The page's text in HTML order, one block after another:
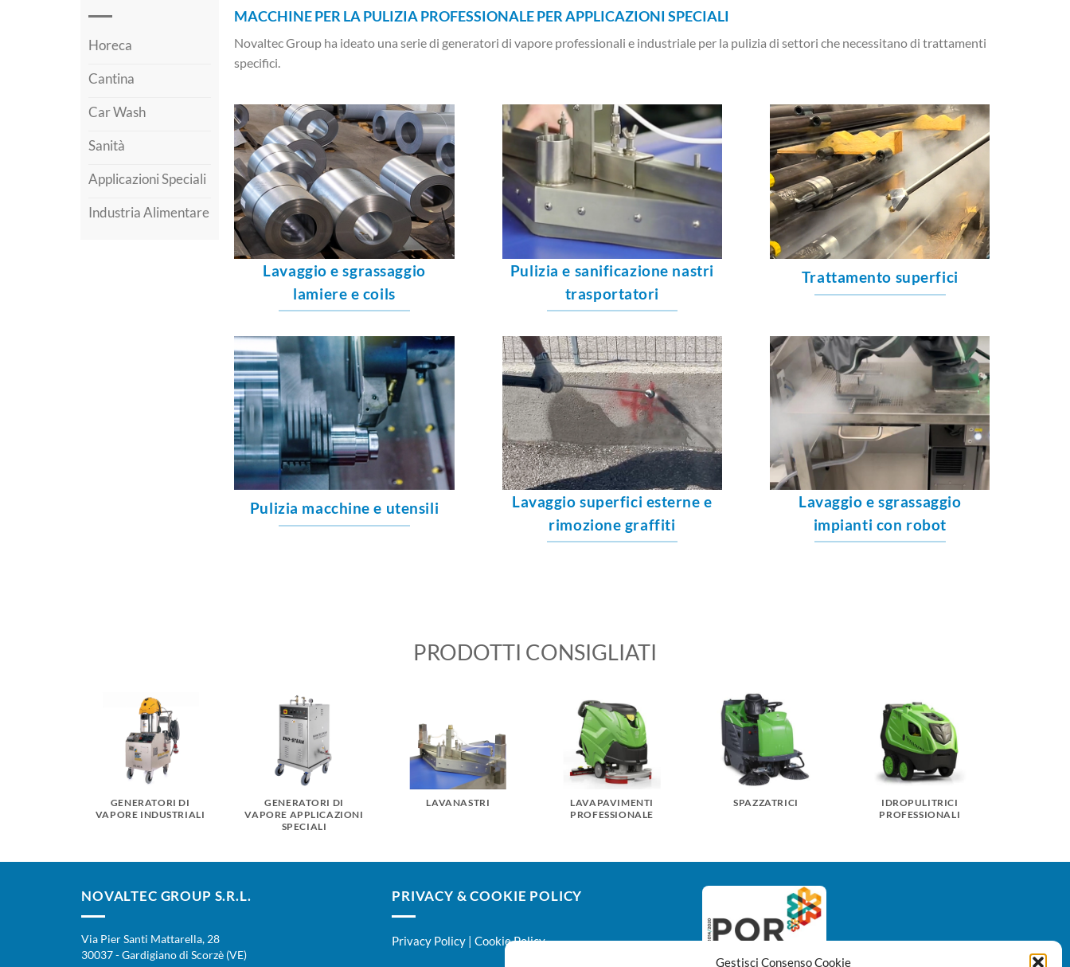
Gestisci Consenso Cookie
Horeca
Cantina
Car Wash
Sanità
Applicazioni Speciali
Industria Alimentare
MACCHINE PER LA PULIZIA PROFESSIONALE PER APPLICAZIONI SPECIALI
Novaltec Group ha ideato una serie di generatori di vapore professionali e industriale per la pulizia di settori che necessitano di trattamenti
specifici.
Lavaggio e sgrassaggio
lamiere e coils
Pulizia e sanificazione nastri
trasportatori
Trattamento superfici
Pulizia macchine e utensili
Lavaggio superfici esterne e
rimozione graffiti
Lavaggio e sgrassaggio
impianti con robot
PRODOTTI CONSIGLIATI
GENERATORI DI
VAPORE INDUSTRIALI
GENERATORI DI
VAPORE APPLICAZIONI
SPECIALI
LAVANASTRI
LAVAPAVIMENTI
PROFESSIONALE
SPAZZATRICI
IDROPULITRICI
PROFESSIONALI
NOVALTEC GROUP S.R.L.
Via Pier Santi Mattarella, 28
30037 - Gardigiano di Scorzè (VE)
PRIVACY & COOKIE POLICY
Privacy Policy | Cookie Policy